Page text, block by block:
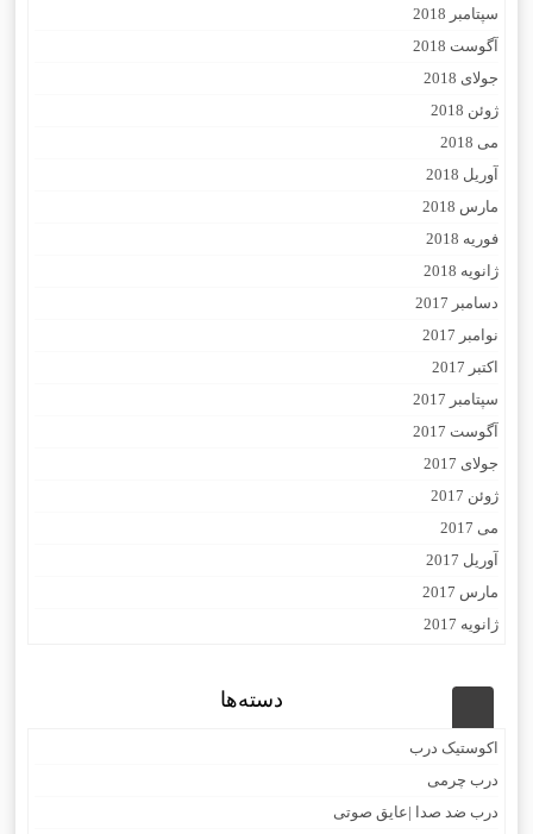
سپتامبر 2018
آگوست 2018
جولای 2018
ژوئن 2018
می 2018
آوریل 2018
مارس 2018
فوریه 2018
ژانویه 2018
دسامبر 2017
نوامبر 2017
اکتبر 2017
سپتامبر 2017
آگوست 2017
جولای 2017
ژوئن 2017
می 2017
آوریل 2017
مارس 2017
ژانویه 2017
دسته‌ها
اکوستیک درب
درب چرمی
درب ضد صدا |عایق صوتی